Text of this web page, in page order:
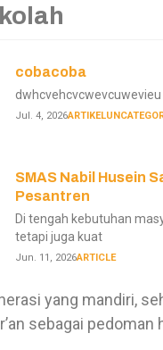
cobacoba
Jul. 4, 2026ARTIKEL
SMAS Nabil Husein
Pesantren
Di tengah kebutuhan
tetapi juga kuat
Jun. 11, 2026ARTICLE
yang mandiri,
sebagai pedoman